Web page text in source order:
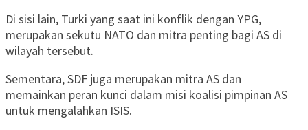
Di sisi lain, Turki yang saat ini konflik dengan YPG,
merupakan sekutu NATO dan mitra penting bagi AS di
wilayah tersebut.
Sementara, SDF juga merupakan mitra AS dan
memainkan peran kunci dalam misi koalisi pimpinan AS
untuk mengalahkan ISIS.